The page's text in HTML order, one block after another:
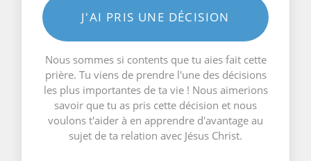
J'AI PRIS UNE DÉCISION
Nous sommes si contents que tu aies fait cette
prière. Tu viens de prendre l'une des décisions
les plus importantes de ta vie ! Nous aimerions
savoir que tu as pris cette décision et nous
voulons t'aider à en apprendre d'avantage au
sujet de ta relation avec Jésus Christ.